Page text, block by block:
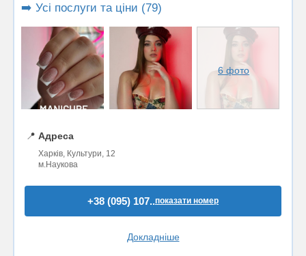
➡️ Усі послуги та ціни (79)
6 фото
📍 Адреса
Харків, Культури, 12
м.Наукова
+38 (095) 107..показати номер
Докладніше